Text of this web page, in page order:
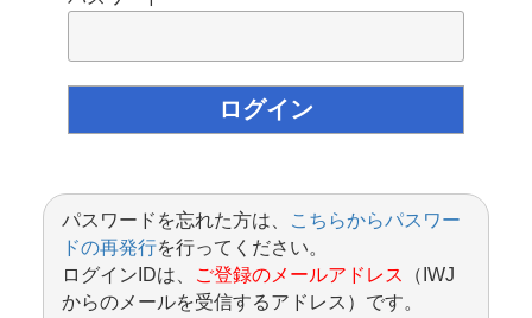
パスワードを忘れた方は、
こちらからパスワー
ドの再発行を行ってください。
ログインIDは、
ご登録のメールアドレス
（IWJ
からのメールを受信するアドレス）です。